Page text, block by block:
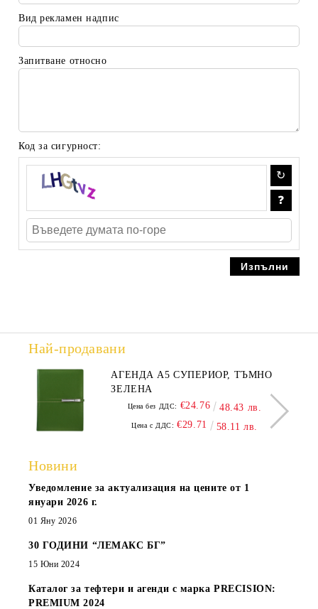
Вид рекламен надпис
Запитване относно
Код за сигурност:
Най-продавани
АГЕНДА А5 СУПЕРИОР, ТЪМНО
ЗЕЛЕНА
Цена без ДДС: €24.76 48.43 лв.
Цена с ДДС: €29.71 58.11 лв.
Новини
Уведомление за актуализация на цените от 1
януари 2026 г.
01 Яну 2026
30 ГОДИНИ “ЛЕМАКС БГ”
15 Юни 2024
Каталог за тефтери и агенди с марка PRECISION:
PREMIUM 2024